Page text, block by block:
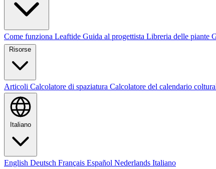
Come funziona Leaftide Guida al progettista Libreria delle piante
Risorse
Articoli Calcolatore di spaziatura Calcolatore del calendario
Italiano
English Deutsch Français Español Nederlands Italiano